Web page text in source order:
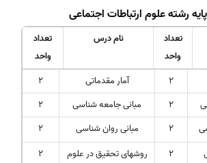
رشته علوم ارتباطات اجتماعی
تعداد
واحد
نام درس
تعداد
واحد
2 آمار مقدماتی
2
2 مبانی جامعه شناسی
2
2 مبانی روان شناسی
2
2
روشهای تحقیق در علوم
2